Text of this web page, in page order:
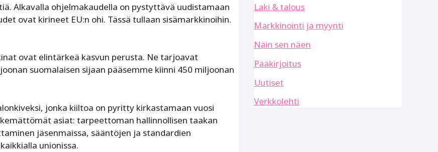
Alkavalla ohjelmakaudella on pystyttävä uudistamaan
ovat kirineet EU:n ohi. Tässä tullaan sisämarkkinoihin.
ovat elintärkeä kasvun perusta. Ne tarjoavat
suomalaisen sijaan pääsemme kiinni 450 miljoonan
jonka kiiltoa on pyritty kirkastamaan vuosi
asiat: tarpeettoman hallinnollisen taakan
jäsenmaissa, sääntöjen ja standardien
unionissa.
Laki & talous
Markkinointi ja myynti
Näin sen näen
Pääkirjoitus
Uutiset
Verkkolehti